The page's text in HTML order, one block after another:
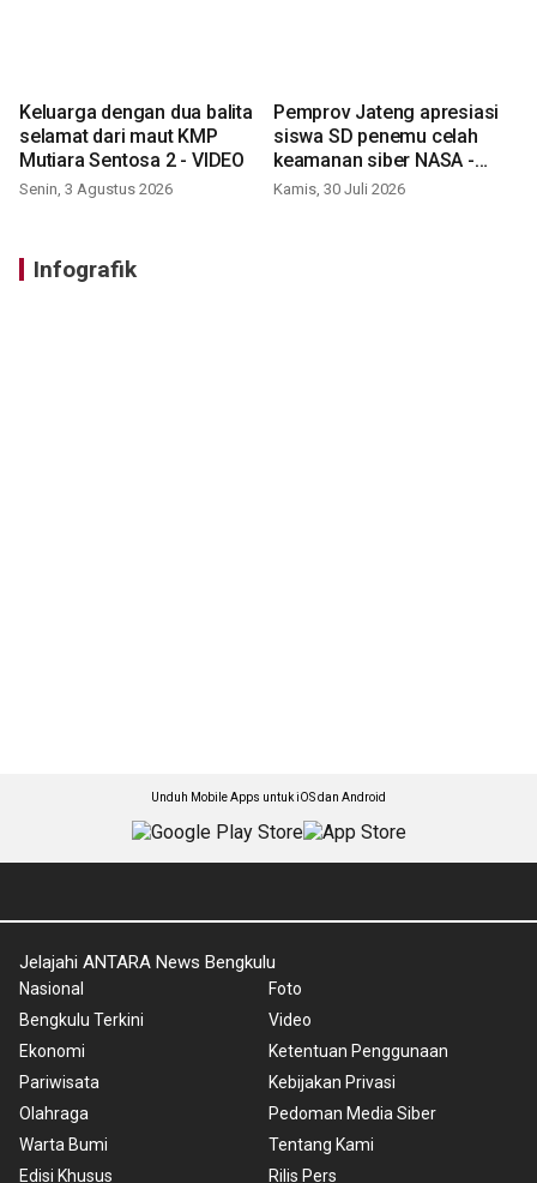
Keluarga dengan dua balita
selamat dari maut KMP
Mutiara Sentosa 2 - VIDEO
Senin, 3 Agustus 2026
Pemprov Jateng apresiasi
siswa SD penemu celah
keamanan siber NASA -
VIDEO
Kamis, 30 Juli 2026
Infografik
Unduh Mobile Apps untuk iOS dan Android
Jelajahi ANTARA News Bengkulu
Nasional
Bengkulu Terkini
Ekonomi
Pariwisata
Olahraga
Warta Bumi
Edisi Khusus
Foto
Video
Ketentuan Penggunaan
Kebijakan Privasi
Pedoman Media Siber
Tentang Kami
Rilis Pers